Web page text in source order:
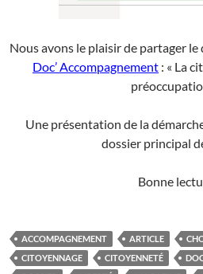
Nous avons le plaisir de partager
Doc’ Accompagnement : « La
Une présentation de la
dossier principal
Bonne
ACCOMPAGNEMENT ARTICLE
CITOYENNAGE
CITOYENNETÉ